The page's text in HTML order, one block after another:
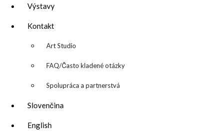
Výstavy
Kontakt
▼ Art Studio
FAQ/Často kladené otázky
Spolupráca a partnerstvá
Slovenčina
English